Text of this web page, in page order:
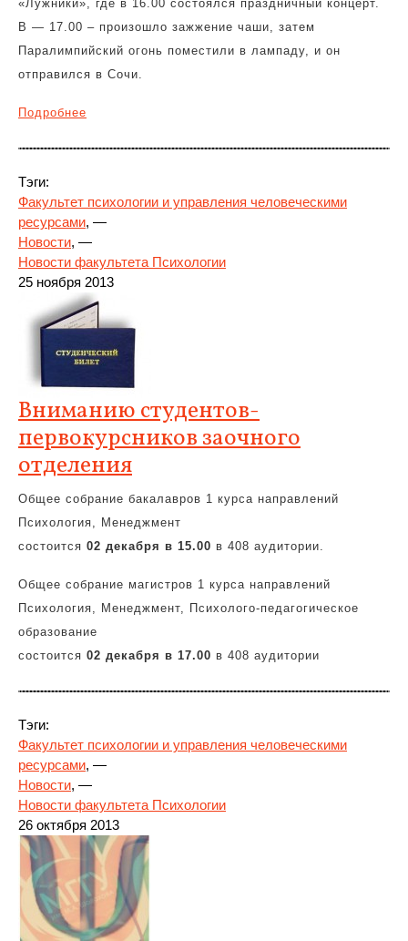
«Лужники», где в 16.00 состоялся праздничный концерт.
В — 17.00 – произошло зажжение чаши, затем
Паралимпийский огонь поместили в лампаду, и он
отправился в Сочи.
Подробнее
Тэги:
Факультет психологии и управления человеческими
ресурсами, —
Новости, —
Новости факультета Психологии
25 ноября 2013
Вниманию студентов-
первокурсников заочного
отделения
Общее собрание бакалавров 1 курса направлений
Психология, Менеджмент
состоится 02 декабря в 15.00 в 408 аудитории.
Общее собрание магистров 1 курса направлений
Психология, Менеджмент, Психолого-педагогическое
образование
состоится 02 декабря в 17.00 в 408 аудитории
Тэги:
Факультет психологии и управления человеческими
ресурсами, —
Новости, —
Новости факультета Психологии
26 октября 2013